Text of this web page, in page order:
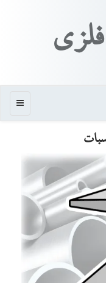
فلزی
منو